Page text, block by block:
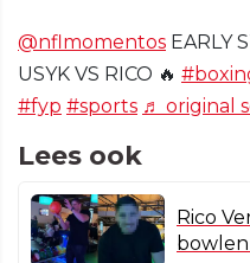
@nflmomentos EARLY
USYK VS RICO 🔥
#fyp #sports ♬ original
Lees ook
Rico